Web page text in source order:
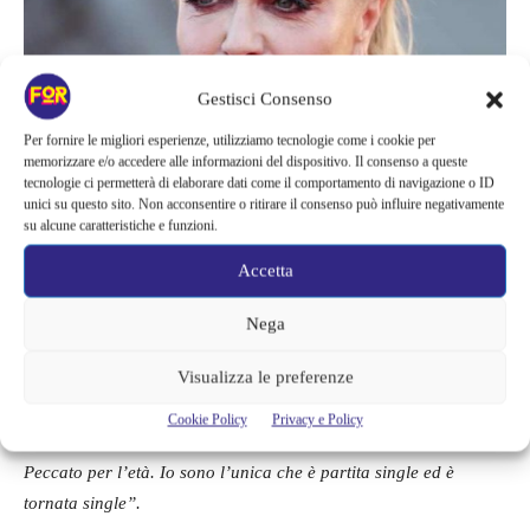
Gestisci Consenso
Per fornire le migliori esperienze, utilizziamo tecnologie come i cookie per
memorizzare e/o accedere alle informazioni del dispositivo. Il consenso a queste
tecnologie ci permetterà di elaborare dati come il comportamento di navigazione o ID
unici su questo sito. Non acconsentire o ritirare il consenso può influire negativamente
su alcune caratteristiche e funzioni.
Accetta
Nega
Visualizza le preferenze
Cookie Policy Privacy e Policy
Paola adora l’indipendenza e vorrebbe, fin quando può,
procrastinare tale scelta poiché questo la costringerebbe a un
riposo forzato.
conduzione del programmaFlight 616affermando: “
del viaggio si sono formate l’altra settimana. Sono otto. Devo
Peccato per l’età. Io sono l’unica che è partita single ed è
tornata single”.